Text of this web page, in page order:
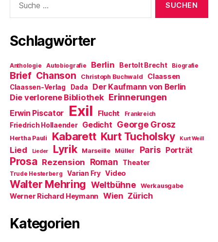
nach:
Schlagwörter
Anthologie Autobiografie Berlin Bertolt Brecht Biografie
Brief Chanson Christoph Buchwald Claassen
Claassen-Verlag Dada Der Kaufmann von Berlin
Die verlorene Bibliothek Erinnerungen
Erwin Piscator Exil Flucht Frankreich
Friedrich Hollaender Gedicht George Grosz
Hertha Pauli Kabarett Kurt Tucholsky Kurt Weill
Lied Lieder Lyrik Marseille Müller Paris Porträt
Prosa Rezension Roman Theater
Trude Hesterberg Varian Fry Video
Walter Mehring Weltbühne Werkausgabe
Werner Richard Heymann Wien Zürich
Kategorien